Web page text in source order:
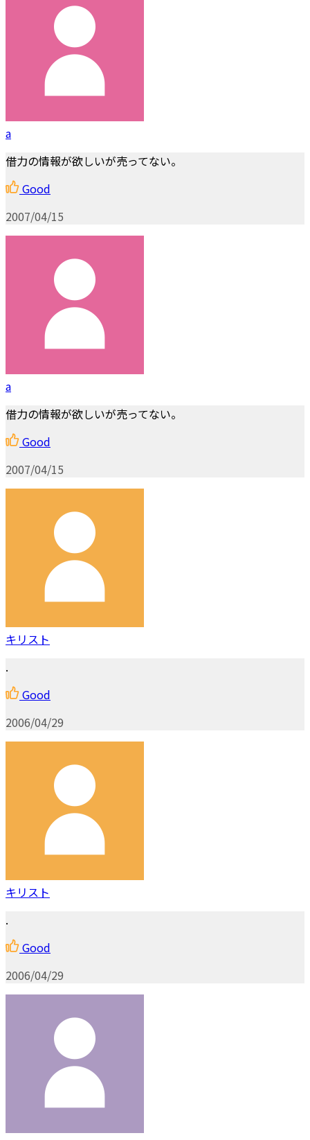
a
借力の情報が欲しいが売ってない。
Good
2007/04/15
a
借力の情報が欲しいが売ってない。
Good
2007/04/15
キリスト
.
Good
2006/04/29
キリスト
.
Good
2006/04/29